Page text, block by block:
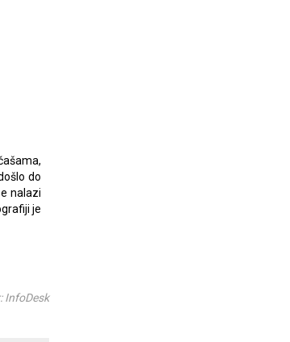
do
nalazi
je
InfoDesk